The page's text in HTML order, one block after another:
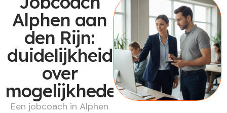
Alphen aan
den Rijn:
duidelijkheid
over
mogelijkheden
Een jobcoach in Alphen